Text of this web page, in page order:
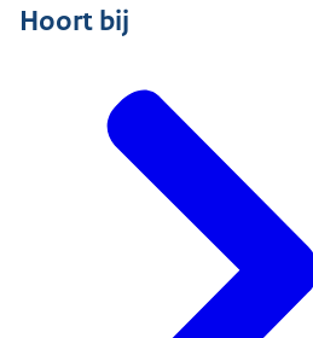
Hoort bij